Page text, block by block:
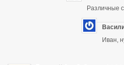
Различные
Иван,